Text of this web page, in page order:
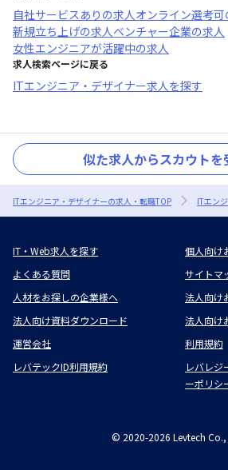
自社サービスあり の求人オンライン選考可
新規立ち上げの求人ベンチャー企業の求人
女性エンジニアが活躍中の求人
求人検索ページに戻る
ITエンジニア・デザイナー求人を探す
似た求人からスカウトを
ITエンジニア・デザイナーの求人・転職TOP ITエン
IT・Web求人を探す
個人向け
よくある質問
サイトマ
人材をお探しの企業様へ
法人向け
法人向け資料ダウンロード
法人向け
運営会社
利用規約
レバテックID利用規約
レバレジ
ーポリシ
© 2020-2026 Levtech